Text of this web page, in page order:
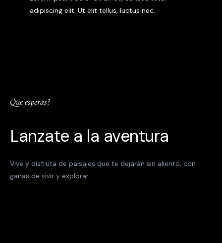
adipiscing elit. Ut elit tellus, luctus nec.
Que esperas?
Lanzate a la aventura
Vive y disfruta de paisajes que te dejarán sin aliento, con
ganas de vivir y explorar.